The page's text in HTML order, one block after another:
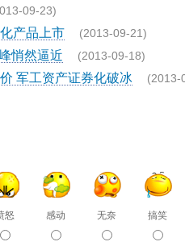
09-23)
产品上市 (2013-09-21)
悄然逼近 (2013-09-18)
军工资产证券化破冰 (2013-
怒 感动 无奈 搞笑